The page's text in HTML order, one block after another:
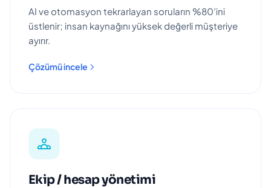
AI ve otomasyon tekrarlayan soruların %80’ini
üstlenir; insan kaynağını yüksek değerli müşteriye
ayırır.
Çözümü incele
Ekip / hesap yönetimi